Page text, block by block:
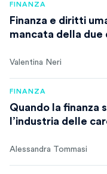
FINANZA
Finanza e diritti
mancata della due
Valentina Neri
FINANZA
Quando la finanza
l’industria delle
Alessandra Tommasi